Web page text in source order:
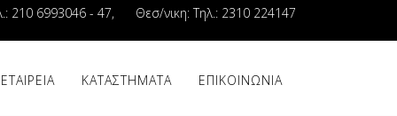
210 6993046 - 47, Θεσ/νικη: Τηλ.: 2310 224147
ΚΑΤΑΣΤΗΜΑΤΑ ΕΠΙΚΟΙΝΩΝΙΑ